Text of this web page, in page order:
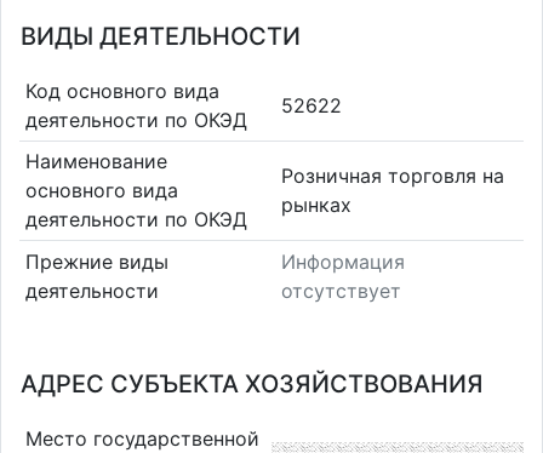
ВИДЫ ДЕЯТЕЛЬНОСТИ
Код основного вида
деятельности по ОКЭД
52622
Наименование
основного вида
деятельности по ОКЭД
Розничная торговля на
рынках
Прежние виды
деятельности
Информация
отсутствует
АДРЕС СУБЪЕКТА ХОЗЯЙСТВОВАНИЯ
Место государственной